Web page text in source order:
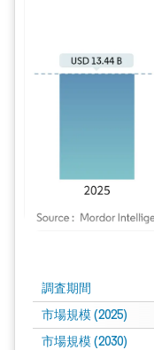
調査期間
市場規模 (2025)
市場規模 (2030)